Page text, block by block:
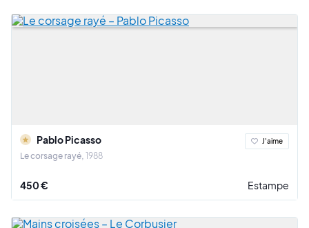
Pablo Picasso
Le corsage rayé 1988
J'aime
450 € Estampe